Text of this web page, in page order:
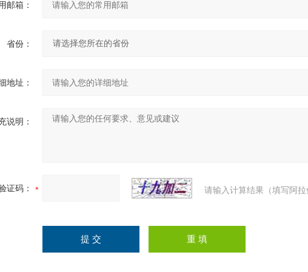
邮箱：
省份：
地址：
说明：
证码： 请输入计算结果（填写阿